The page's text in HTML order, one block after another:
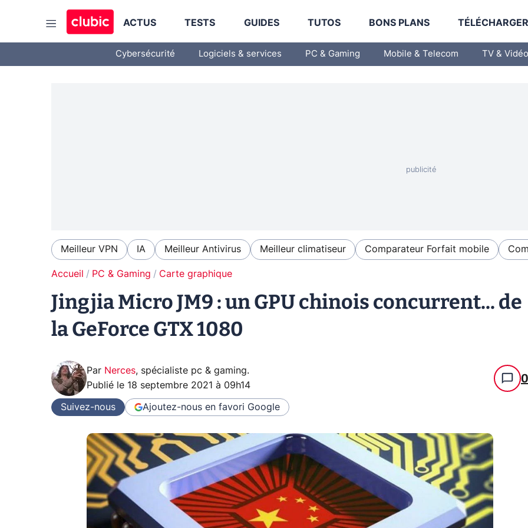
ACTUS TESTS GUIDES TUTOS BONS PLANS
Cybersécurité Logiciels & services PC & Gaming Mobile & Telecom TV & Vidéo
Meilleur VPN IA Meilleur Antivirus Meilleur climatiseur Comparateur Forfait mobile
Accueil PC & Gaming Carte graphique
Jingjia Micro JM9 : un GPU chinois concurrent... de
la GeForce GTX 1080
Par Nerces, spécialiste pc & gaming.
Publié le 18 septembre 2021 à 09h14 0
Suivez-nous Ajoutez-nous en favori Google